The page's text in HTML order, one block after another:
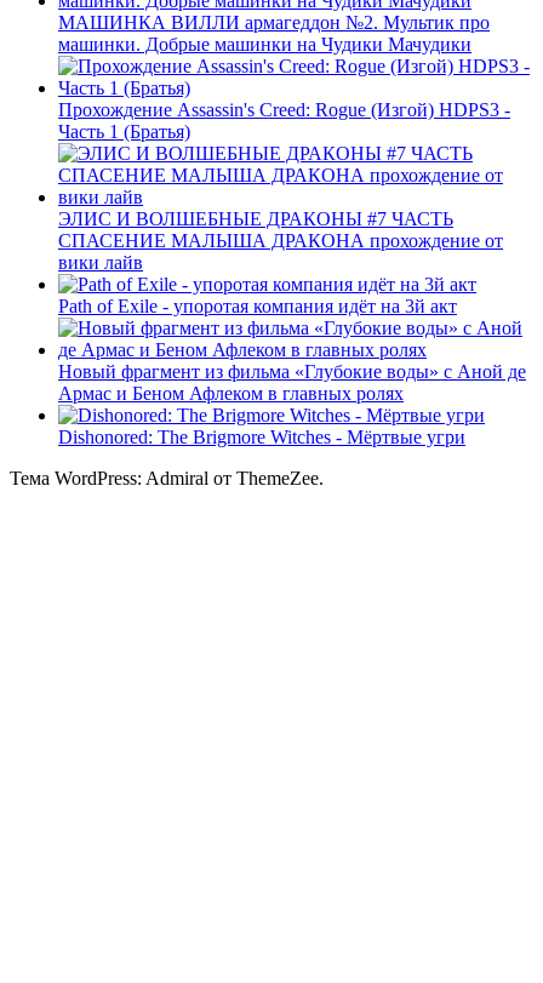
МАШИНКА ВИЛЛИ армагеддон №2. Мультик про
машинки. Добрые машинки на Чудики Мачудики
Прохождение Assassin's Creed: Rogue (Изгой) HDPS3 -
Часть 1 (Братья)
ЭЛИС И ВОЛШЕБНЫЕ ДРАКОНЫ #7 ЧАСТЬ
СПАСЕНИЕ МАЛЫША ДРАКОНА прохождение от
вики лайв
Path of Exile - упоротая компания идёт на 3й акт
Новый фрагмент из фильма «Глубокие воды» с Аной де
Армас и Беном Афлеком в главных ролях
Dishonored: The Brigmore Witches - Мёртвые угри
Тема WordPress: Admiral от ThemeZee.